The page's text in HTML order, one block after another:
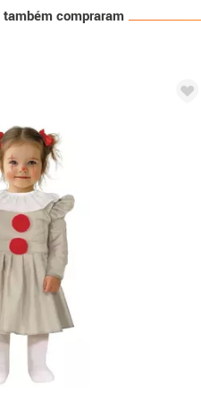
compraram